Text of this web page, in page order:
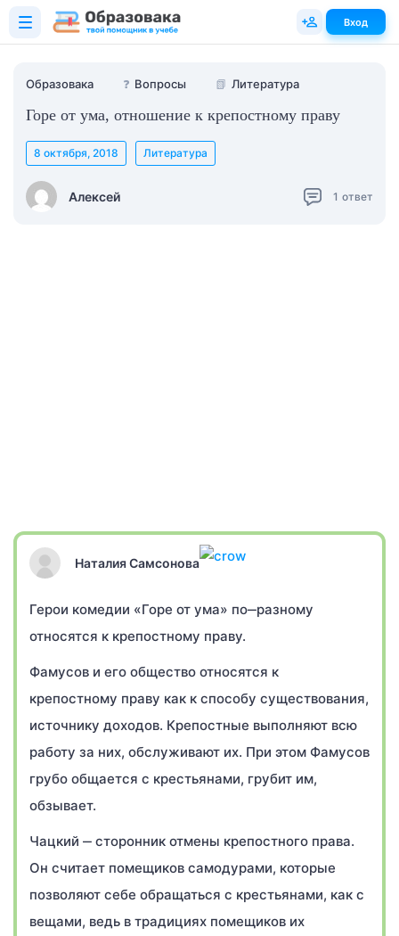
Образовака ❓ Вопросы 📗 Литература
Горе от ума, отношение к крепостному праву
Алексей
8 октября, 2018 Литература
1 ответ
Наталия Самсонова
Герои комедии «Горе от ума» по‒разному
относятся к крепостному праву.
Фамусов и его общество относятся к
крепостному праву как к способу существования,
источнику доходов. Крепостные выполняют всю
работу за них, обслуживают их. При этом Фамусов
грубо общается с крестьянами, грубит им,
обзывает.
Чацкий ‒ сторонник отмены крепостного права.
Он считает помещиков самодурами, которые
позволяют себе обращаться с крестьянами, как с
вещами, ведь в традициях помещиков их
Вход